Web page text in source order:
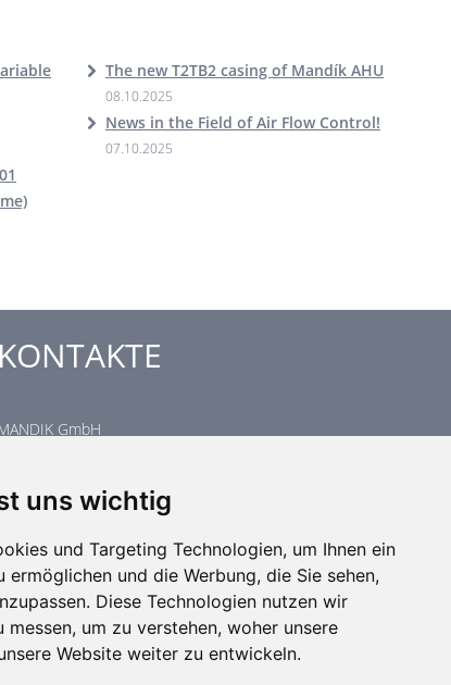
uns wichtig
und Targeting Technologien, um Ihnen ein
ermöglichen und die Werbung, die Sie sehen,
Diese Technologien nutzen wir
um zu verstehen, woher unsere
Website weiter zu entwickeln.
The new T2TB2 casing of Mandík AHU
08.10.2025
News in the Field of Air Flow Control!
07.10.2025
KONTAKTE
GmbH
+420 311 706 741
anfragen@mandik.de